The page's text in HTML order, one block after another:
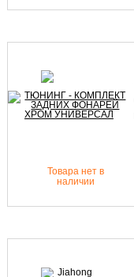
Товара нет в
наличии